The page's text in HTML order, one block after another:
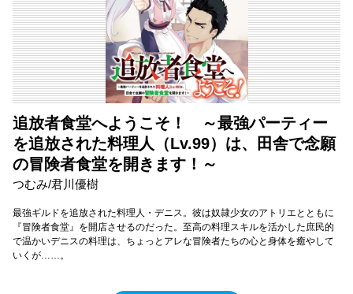
追放者食堂へようこそ！ ～最強パーティー
を追放された料理人（Lv.99）は、田舎で念願
の冒険者食堂を開きます！～
つむみ/君川優樹
最強ギルドを追放された料理人・デニス。彼は奴隷少女のアトリエとともに
『冒険者食堂』を開店させるのだった。至高の料理スキルを活かした庶民的
で温かいデニスの料理は、ちょっとアレな冒険者たちの心と身体を癒やして
いくが……。